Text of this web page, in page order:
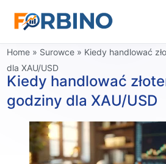
Home » Surowce » Kiedy handlować
dla XAU/USD
Kiedy handlować
godziny dla XAU/USD